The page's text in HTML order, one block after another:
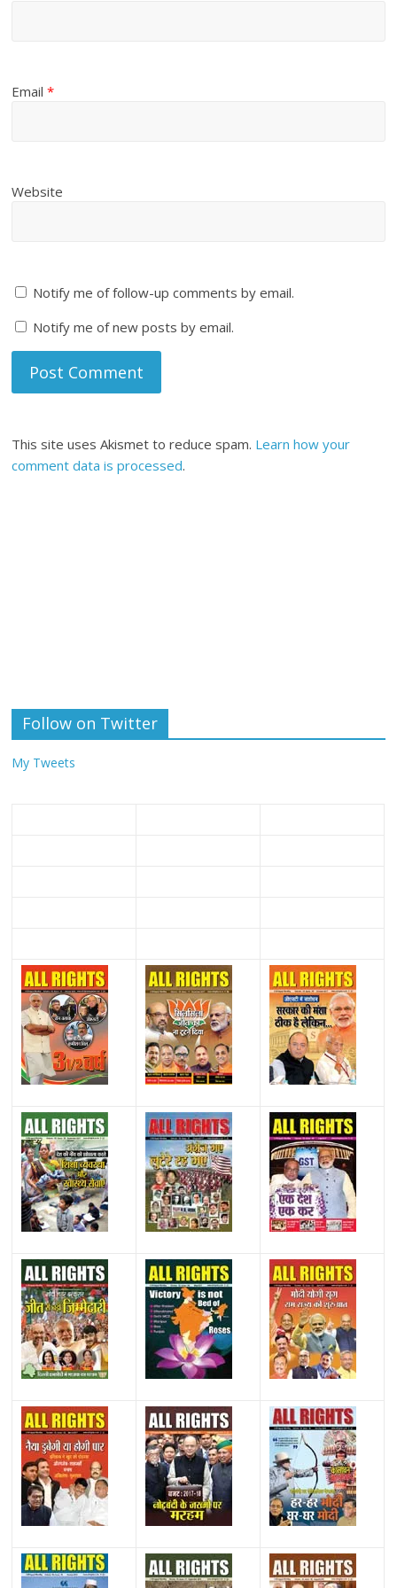
Email*
Website
Notify me of follow-up comments by email.
Notify me of new posts by email.
This site uses Akismet to reduce spam. Learn how your
comment data is processed.
Follow on Twitter
My Tweets